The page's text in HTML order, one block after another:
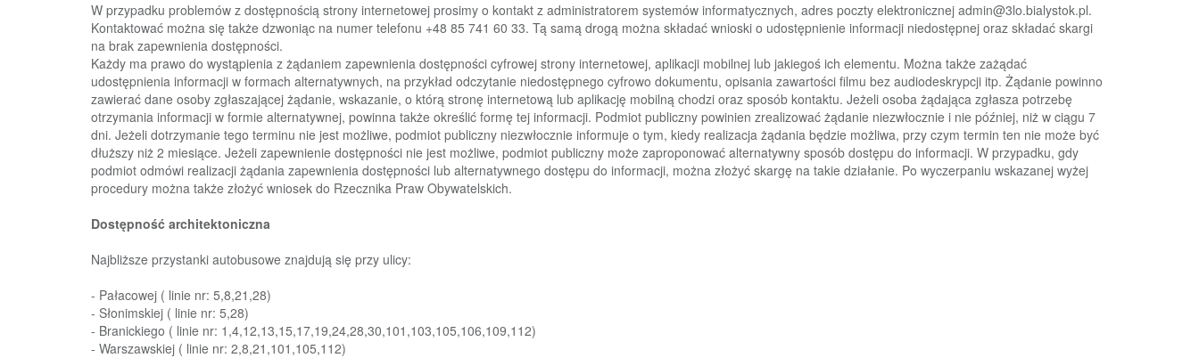
W przypadku problemów z dostępnością strony internetowej prosimy o kontakt z administratorem systemów informatycznych, adres poczty elektronicznej admin@3lo.bialystok.pl.
Kontaktować można się także dzwoniąc na numer telefonu +48 85 741 60 33. Tą samą drogą można składać wnioski o udostępnienie informacji niedostępnej oraz składać skargi
na brak zapewnienia dostępności.
Każdy ma prawo do wystąpienia z żądaniem zapewnienia dostępności cyfrowej strony internetowej, aplikacji mobilnej lub jakiegoś ich elementu. Można także zażądać
udostępnienia informacji w formach alternatywnych, na przykład odczytanie niedostępnego cyfrowo dokumentu, opisania zawartości filmu bez audiodeskrypcji itp. Żądanie powinno
zawierać dane osoby zgłaszającej żądanie, wskazanie, o którą stronę internetową lub aplikację mobilną chodzi oraz sposób kontaktu. Jeżeli osoba żądająca zgłasza potrzebę
otrzymania informacji w formie alternatywnej, powinna także określić formę tej informacji. Podmiot publiczny powinien zrealizować żądanie niezwłocznie i nie później, niż w ciągu 7
dni. Jeżeli dotrzymanie tego terminu nie jest możliwe, podmiot publiczny niezwłocznie informuje o tym, kiedy realizacja żądania będzie możliwa, przy czym termin ten nie może być
dłuższy niż 2 miesiące. Jeżeli zapewnienie dostępności nie jest możliwe, podmiot publiczny może zaproponować alternatywny sposób dostępu do informacji. W przypadku, gdy
podmiot odmówi realizacji żądania zapewnienia dostępności lub alternatywnego dostępu do informacji, można złożyć skargę na takie działanie. Po wyczerpaniu wskazanej wyżej
procedury można także złożyć wniosek do Rzecznika Praw Obywatelskich.
Dostępność architektoniczna
Najbliższe przystanki autobusowe znajdują się przy ulicy:
- Pałacowej ( linie nr: 5,8,21,28)
- Słonimskiej ( linie nr: 5,28)
- Branickiego ( linie nr: 1,4,12,13,15,17,19,24,28,30,101,103,105,106,109,112)
- Warszawskiej ( linie nr: 2,8,21,101,105,112)